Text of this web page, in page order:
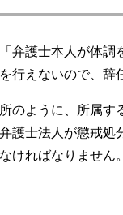
弁護士本人が体
行えないので、辞
のように、所属
護士法人が懲戒
ければなりません。